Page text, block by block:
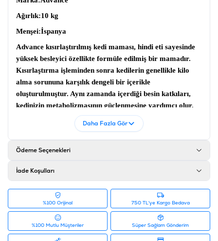
Ağırlık:10 kg
Menşei:İspanya
Advance kısırlaştırılmış kedi maması, hindi eti sayesinde
yüksek besleyici özellikte formüle edilmiş bir mamadır.
Kısırlaştırma işleminden sonra kedilerin genellikle kilo
alma sorununa karşılık dengeli bir içerikle
oluşturulmuştur. Aynı zamanda içerdiği besin katkıları,
kedinizin metabolizmasının güçlenmesine yardımcı olur.
Advance tüy yumağı önleyicikedi maması
kedilerin midelerinde biriken tüy yumaklarının kolaylıkla
dışarı atılmasına destek sağlar.
Hindi (% 16), Buğday, Mısır Glüteni Unu, Mısır, Buğday
Glüteni, Domuz Eti, Arpa (% 8), Kanatlı Proteinleri,
Bezelye Fiber, Hidrolize Hayvan Proteinleri, Maya,
Hayvansal Yağ, Tuz, İnulin, Balık Yağı, Kurutulmuş
Yumurta, Potasyum Klorür, Plazma Proteinleri,
Kalsiyum Karbonat, Nükleotitler, Cıtrıcs Bioflavonoids,
Daha Fazla Gör
Ödeme Seçenekleri
İade Koşulları
%100 Orijinal 750 TL'ye Kargo Bedava
%100 Mutlu Müşteriler Süper Sağlam Gönderim